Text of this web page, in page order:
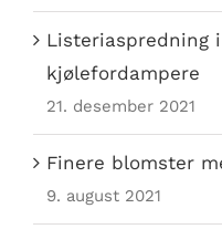
Listeriaspredning
kjølefordampere
21. desember 2021
Finere blomster
9. august 2021